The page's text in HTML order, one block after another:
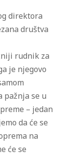
direktora
društva
rudnik za
je njegovo
pažnja se u
– jedan
da će se
na
će se